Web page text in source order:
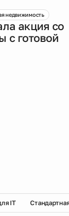
недвижимость
акция со
с готовой
IT